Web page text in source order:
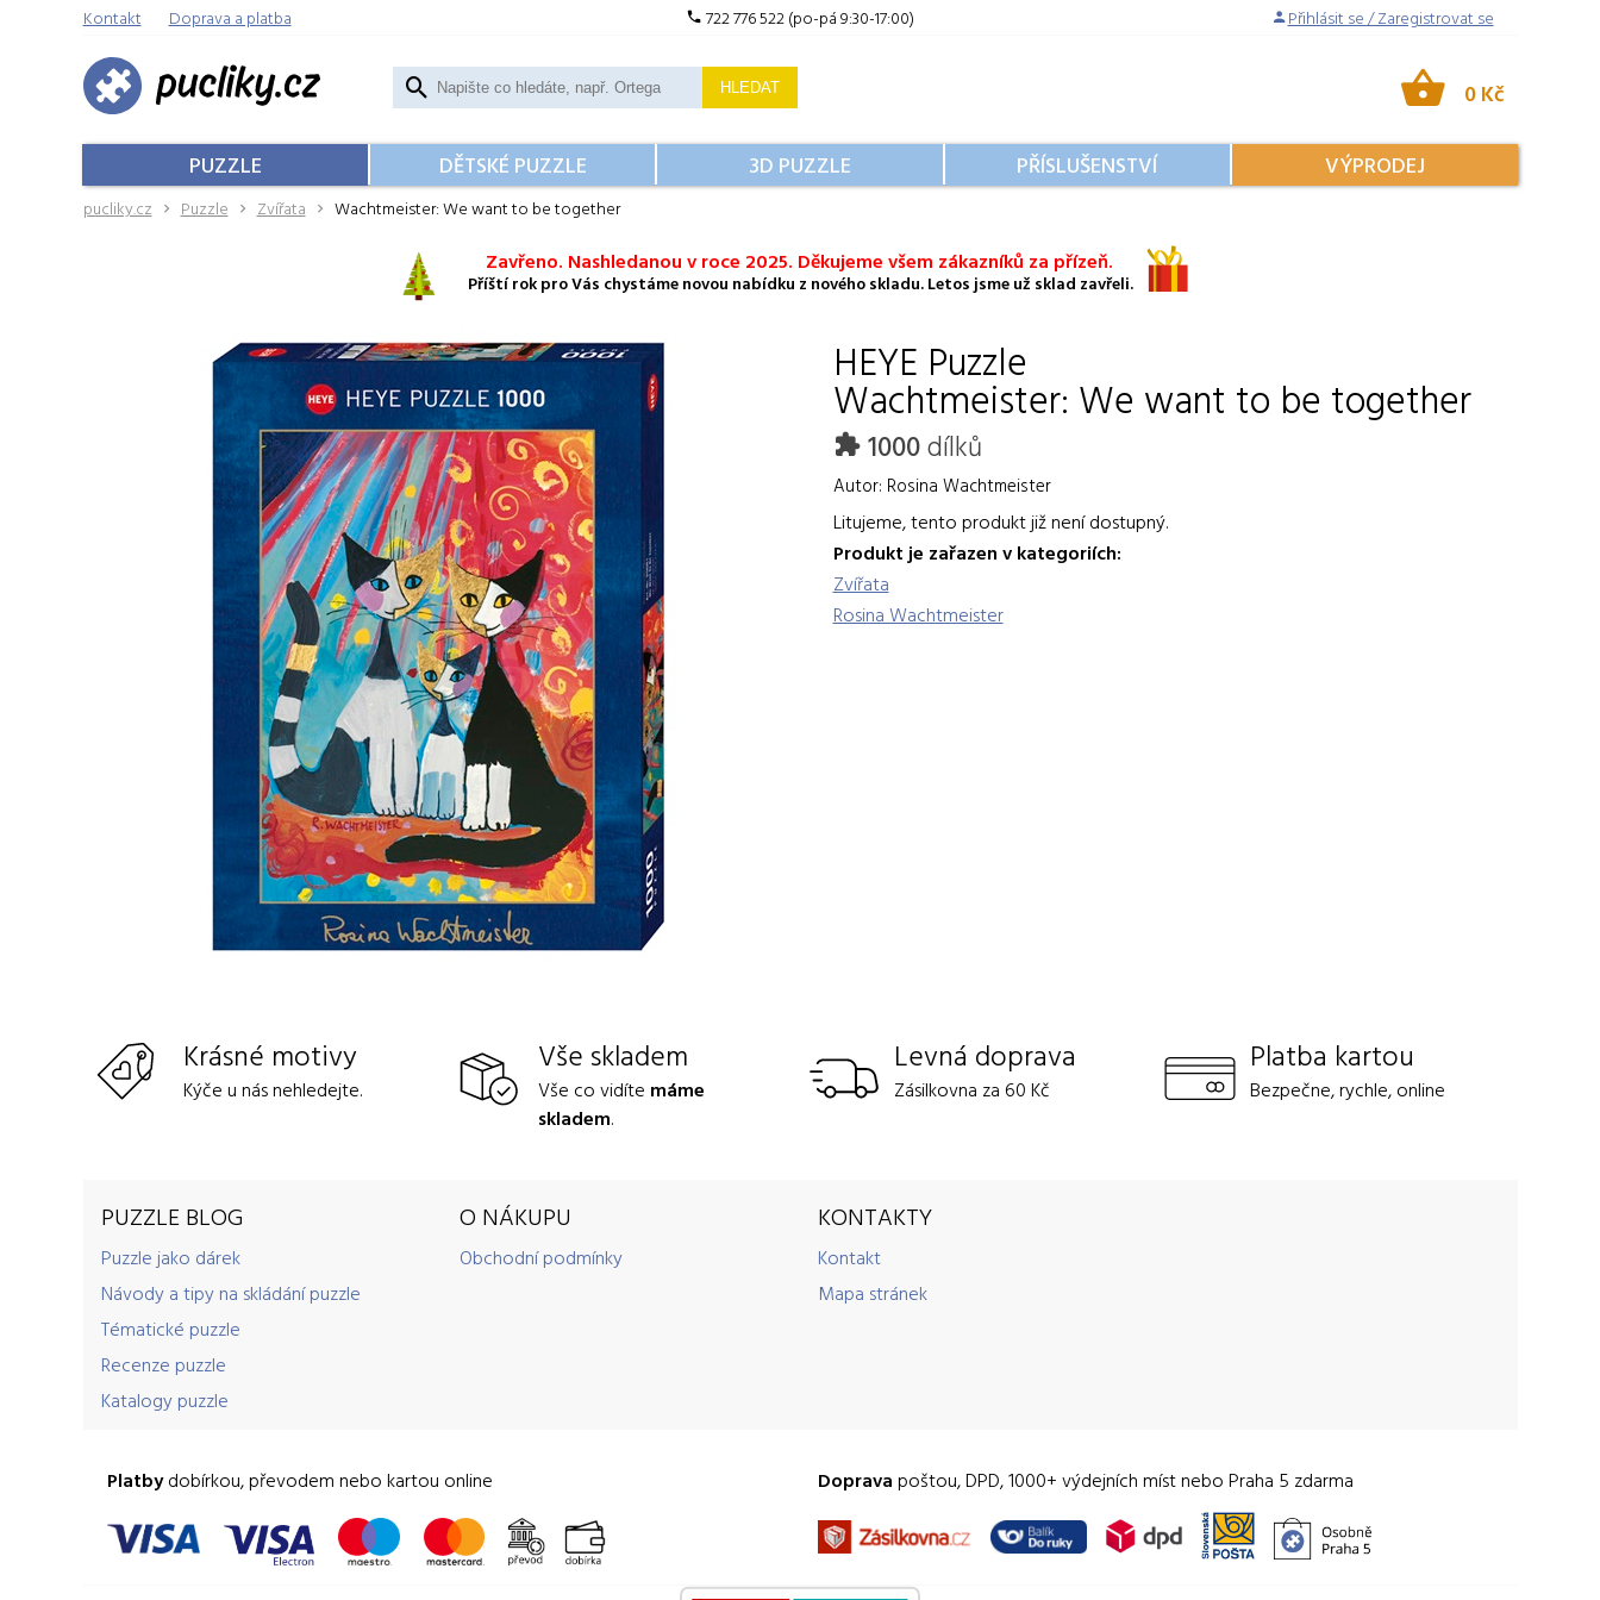
Kontakt Doprava a platba 722 776 522 (po-pá 9:30-17:00) Přihlásit se / Zaregistrovat se
HLEDAT 0 Kč
PUZZLE DĚTSKÉ PUZZLE 3D PUZZLE PŘÍSLUŠENSTVÍ VÝPRODEJ
pucliky.cz Puzzle Zvířata Wachtmeister: We want to be together
Zavřeno. Nashledanou v roce 2025. Děkujeme všem zákazníků za přízeň.
Příští rok pro Vás chystáme novou nabídku z nového skladu. Letos jsme už sklad zavřeli.
HEYE Puzzle
Wachtmeister: We want to be together
1000dílků
Autor: Rosina Wachtmeister
Litujeme, tento produkt již není dostupný.
Produkt je zařazen v kategoriích:
Zvířata
Rosina Wachtmeister
Krásné motivy
Kýče u nás nehledejte.
Vše skladem
Vše co vidíte máme
skladem.
Levná doprava
Zásilkovna za 60 Kč
Platba kartou
Bezpečne, rychle, online
PUZZLE BLOG
Puzzle jako dárek
Návody a tipy na skládání puzzle
Tématické puzzle
Recenze puzzle
Katalogy puzzle
O NÁKUPU
Obchodní podmínky
KONTAKTY
Kontakt
Mapa stránek
Platbydobírkou, převodem nebo kartou online Doprava poštou, DPD, 1000+ výdejních míst nebo Praha 5 zdarma